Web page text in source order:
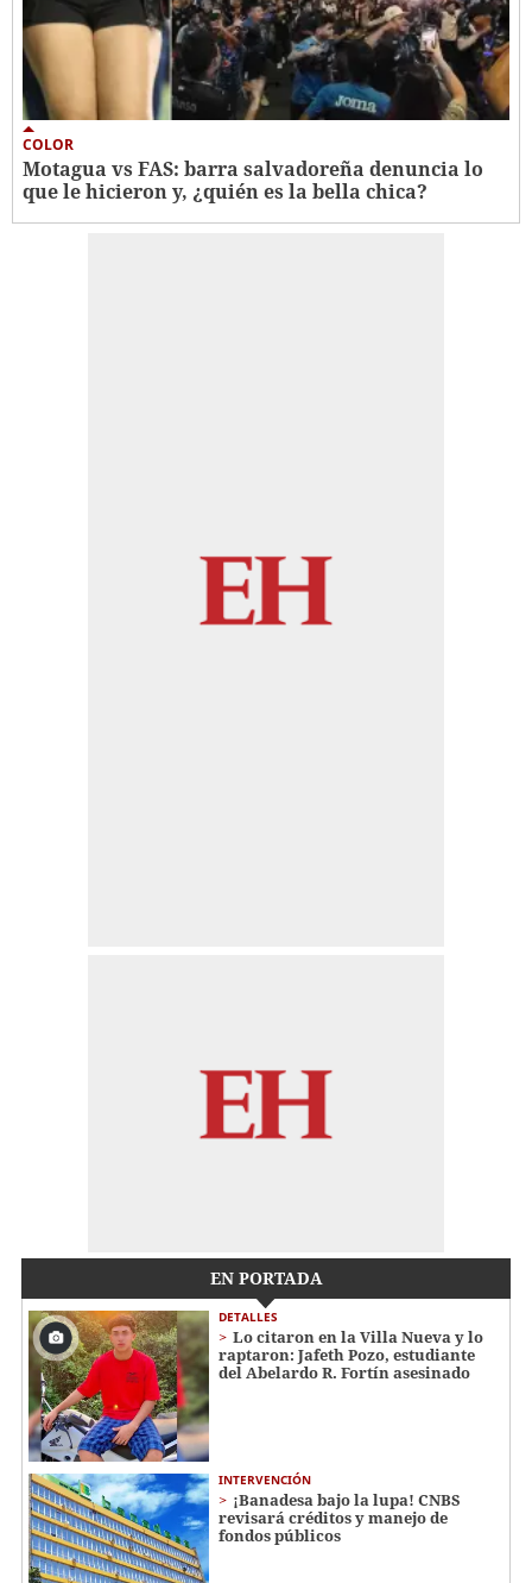
COLOR
Motagua vs FAS: barra salvadoreña denuncia lo
que le hicieron y, ¿quién es la bella chica?
EN PORTADA
DETALLES
Lo citaron en la Villa Nueva y lo
raptaron: Jafeth Pozo, estudiante
del Abelardo R. Fortín asesinado
INTERVENCIÓN
¡Banadesa bajo la lupa! CNBS
revisará créditos y manejo de
fondos públicos